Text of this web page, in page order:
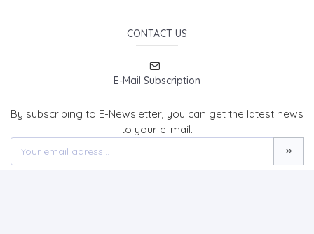
CONTACT US
E-Mail Subscription
By subscribing to E-Newsletter, you can get the latest news
to your e-mail.